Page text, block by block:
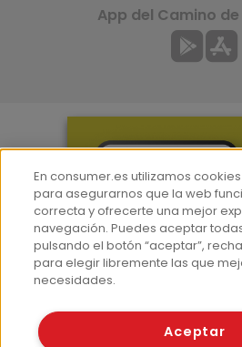
Más
¿Quiénes
Contacto
Prensa
App del Camino
En consumer.es utilizamos
para asegurarnos que la web
correcta y ofrecerte una mejor
navegación. Puedes aceptar
pulsando el botón “aceptar”,
para elegir libremente las que
necesidades.
Aceptar